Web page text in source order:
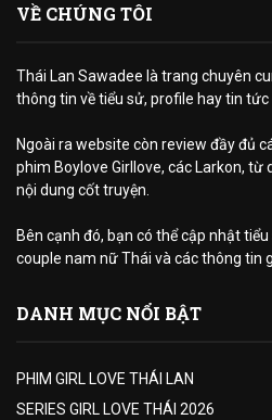
VỀ CHÚNG TÔI
Thái Lan Sawadee là trang chuyên
thông tin về tiểu sử, profile hay tin
Ngoài ra website còn review đầy đủ
phim Boylove Girllove, các Larkon, từ
nội dung cốt truyện.
Bên cạnh đó, bạn có thể cập nhật
couple nam nữ Thái và các thông tin
DANH MỤC NỔI BẬT
PHIM GIRL LOVE THÁI LAN
SERIES GIRL LOVE THÁI 2026